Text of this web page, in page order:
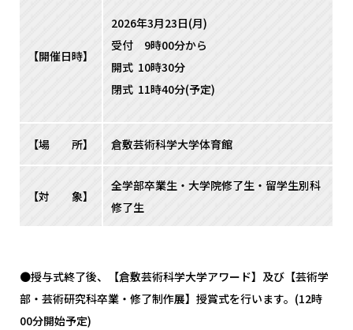
【開催日時】
2026年3月23日(月)
受付 9時00分から
開式 10時30分
閉式 11時40分(予定)
【場 所】 倉敷芸術科学大学体育館
【対 象】
全学部卒業生・大学院修了生・留学生別科
修了生
●授与式終了後、【倉敷芸術科学大学アワード】及び【芸術学
部・芸術研究科卒業・修了制作展】授賞式を行います。(12時
00分開始予定)